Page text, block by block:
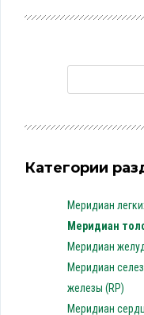
Категории
Меридиан
Меридиан
Меридиан
Меридиан
железы (RP)
Меридиан